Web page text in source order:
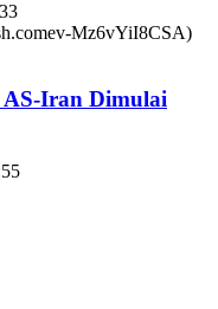
Iran Dimulai